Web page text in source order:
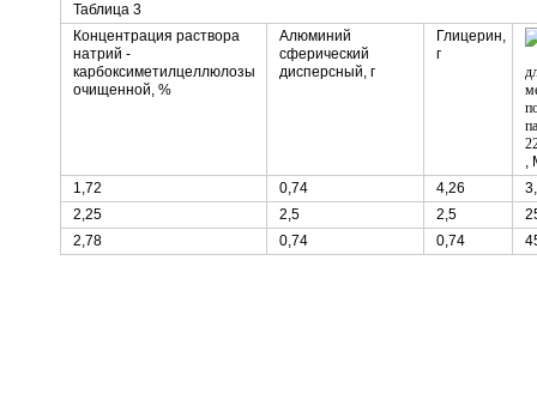
Таблица 3
Концентрация раствора
натрий -
карбоксиметилцеллюлозы
очищенной, %
Алюминий
сферический
дисперсный, г
Глицерин,
г
,
1,72
0,74 4,26
2,25
2,5 2,5
2,78
0,74 0,74